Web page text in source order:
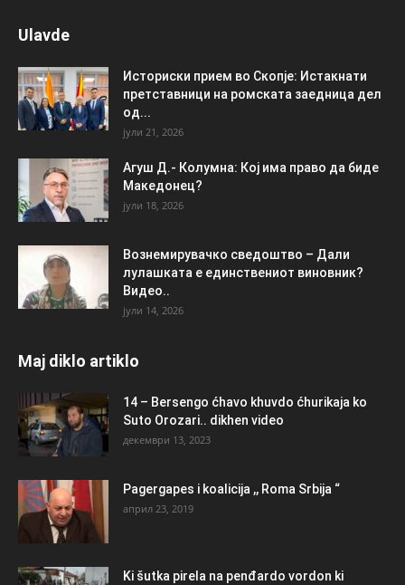
Ulavde
Историски прием во Скопје: Истакнати
претставници на ромската заедница дел
од...
јули 21, 2026
Агуш Д.- Колумна: Кој има право да биде
Македонец?
јули 18, 2026
Вознемирувачко сведоштво – Дали
лулашката е единствениот виновник?
Видео..
јули 14, 2026
Maj diklo artiklo
14 – Bersengo ćhavo khuvdo ćhurikaja ko
Suto Orozari.. dikhen video
декември 13, 2023
Pagergapes i koalicija ,, Roma Srbija “
април 23, 2019
Ki šutka pirela na penđardo vordon ki